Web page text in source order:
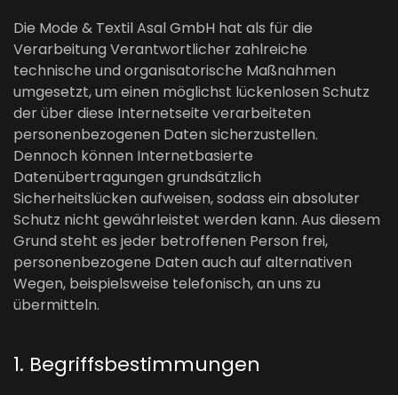
Die Mode & Textil Asal GmbH hat als für die
Verarbeitung Verantwortlicher zahlreiche
technische und organisatorische Maßnahmen
umgesetzt, um einen möglichst lückenlosen Schutz
der über diese Internetseite verarbeiteten
personenbezogenen Daten sicherzustellen.
Dennoch können Internetbasierte
Datenübertragungen grundsätzlich
Sicherheitslücken aufweisen, sodass ein absoluter
Schutz nicht gewährleistet werden kann. Aus diesem
Grund steht es jeder betroffenen Person frei,
personenbezogene Daten auch auf alternativen
Wegen, beispielsweise telefonisch, an uns zu
übermitteln.
1. Begriffsbestimmungen